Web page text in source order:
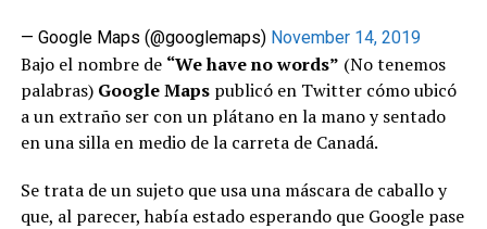
— Google Maps (@googlemaps) November 14, 2019
Bajo el nombre de “We have no words” (No tenemos
palabras) Google Mapspublicó en Twitter cómo ubicó
a un extraño ser con un plátano en la mano y sentado
en una silla en medio de la carreta de Canadá.
Se trata de un sujeto que usa una máscara de caballo y
que, al parecer, había estado esperando que Google pase